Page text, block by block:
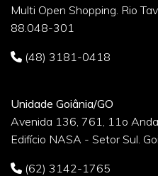
Multi Open Shopping. Rio
88.048-301
(48) 3181-0418
Unidade Goiânia/GO
Avenida 136, 761, 11o
Edifício NASA - Setor Sul.
(62) 3142-1765